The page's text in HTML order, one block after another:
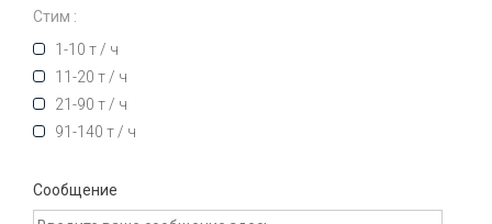
Стим :
1-10 т / ч
11-20 т / ч
21-90 т / ч
91-140 т / ч
Сообщение